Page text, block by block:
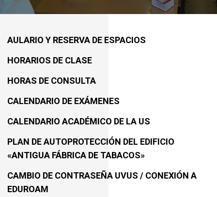
AULARIO Y RESERVA DE ESPACIOS
HORARIOS DE CLASE
HORAS DE CONSULTA
CALENDARIO DE EXÁMENES
CALENDARIO ACADÉMICO DE LA US
PLAN DE AUTOPROTECCIÓN DEL EDIFICIO
«ANTIGUA FÁBRICA DE TABACOS»
CAMBIO DE CONTRASEÑA UVUS / CONEXIÓN A
EDUROAM